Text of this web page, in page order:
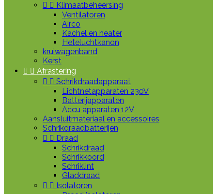
  Klimaatbeheersing
Ventilatoren
Airco
Kachel en heater
Heteluchtkanon
kruiwagenband
Kerst
  Afrastering
  Schrikdraadapparaat
Lichtnetapparaten 230V
Batterijapparaten
Accu apparaten 12V
Aansluitmateriaal en accessoires
Schrikdraadbatterijen
  Draad
Schrikdraad
Schrikkoord
Schriklint
Gladdraad
  Isolatoren